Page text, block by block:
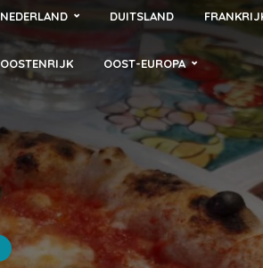
NEDERLAND DUITSLAND
OOSTENRIJK OOST-EUROPA